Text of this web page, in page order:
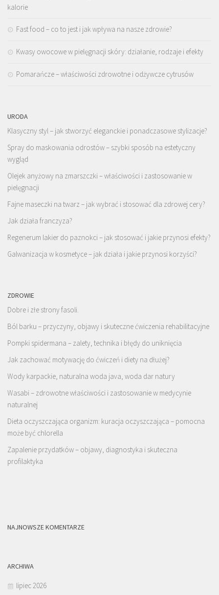
kalorie
Fast food – co to jest i jak wpływa na nasze zdrowie?
Kwasy owocowe w pielęgnacji skóry: działanie, rodzaje i efekty
Pomarańcze – właściwości zdrowotne i odżywcze cytrusów
URODA
Klasyczny styl – jak stworzyć eleganckie i ponadczasowe stylizacje?
Spray do maskowania odrostów – szybki sposób na estetyczny
wygląd
Olejek anyżowy na zmarszczki – właściwości i zastosowanie w
pielęgnacji
Fajne maseczki na twarz – jak wybrać i stosować dla zdrowej cery?
Jak działa franczyza?
Regenerum lakier do paznokci – jak stosować i jakie przynosi efekty?
Galwanizacja w kosmetyce – jak działa i jakie przynosi korzyści?
ZDROWIE
Dobre i złe strony fasoli.
Ból barku – przyczyny, objawy i skuteczne ćwiczenia rehabilitacyjne
Pompki spidermana – zalety, technika i błędy do uniknięcia
Jak zachować motywację do ćwiczeń i diety na dłużej?
Wody karpackie, naturalna woda java, woda dar natury
Wasabi – zdrowotne właściwości i zastosowanie w medycynie
naturalnej
Dieta oczyszczająca organizm: kuracja oczyszczająca – pomocna
może być chlorella
Zapalenie przydatków – objawy, diagnostyka i skuteczna
profilaktyka
NAJNOWSZE KOMENTARZE
ARCHIWA
lipiec 2026